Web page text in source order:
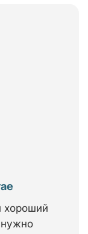
хороший
нужно